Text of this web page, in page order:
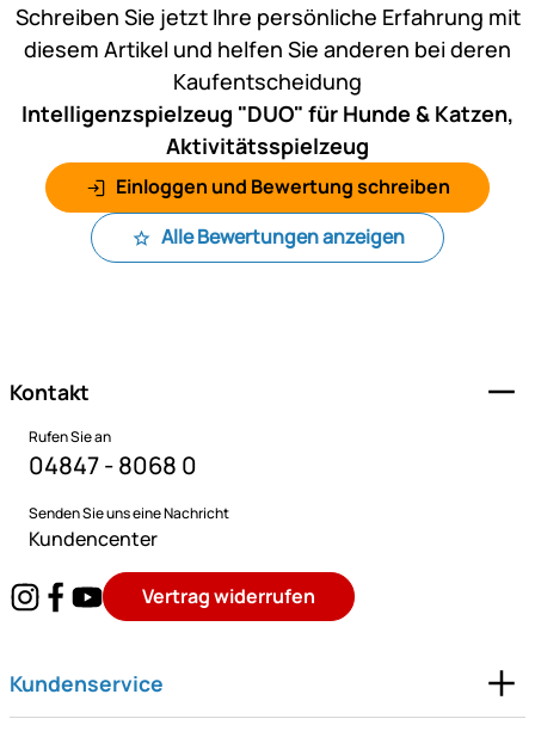
Schreiben Sie jetzt Ihre persönliche Erfahrung mit
diesem Artikel und helfen Sie anderen bei deren
Kaufentscheidung
Intelligenzspielzeug "DUO" für Hunde & Katzen,
Aktivitätsspielzeug
Einloggen und Bewertung schreiben
Alle Bewertungen anzeigen
Kontakt
Rufen Sie an
04847 - 8068 0
Senden Sie uns eine Nachricht
Kundencenter
Vertrag widerrufen
Kundenservice